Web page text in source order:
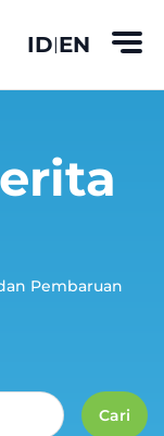
ID|EN
Pembaruan
Cari